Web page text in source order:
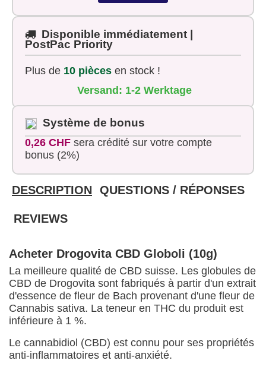
Disponible immédiatement |
PostPac Priority
Plus de 10 pièces en stock !
Versand: 1-2 Werktage
Système de bonus
0,26 CHF sera crédité sur votre compte
bonus (2%)
DESCRIPTION QUESTIONS / RÉPONSES
REVIEWS
Acheter Drogovita CBD Globoli (10g)
La meilleure qualité de CBD suisse. Les globules de
CBD de Drogovita sont fabriqués à partir d'un extrait
d'essence de fleur de Bach provenant d'une fleur de
Cannabis sativa. La teneur en THC du produit est
inférieure à 1 %.
Le cannabidiol (CBD) est connu pour ses propriétés
anti-inflammatoires et anti-anxiété.